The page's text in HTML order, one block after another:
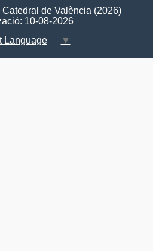
de València (2026)
10-08-2026
Language
▼